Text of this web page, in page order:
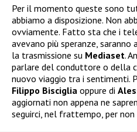
Per il momento queste sono
abbiamo a disposizione. Non
ovviamente. Fatto sta che i
avevano più speranze,
la trasmissione su Mediaset.
parlare del conduttore o della
nuovo viaggio tra i sentimenti.
Filippo Bisciglia oppure di
aggiornati non appena ne
seguirci, nel frattempo, per